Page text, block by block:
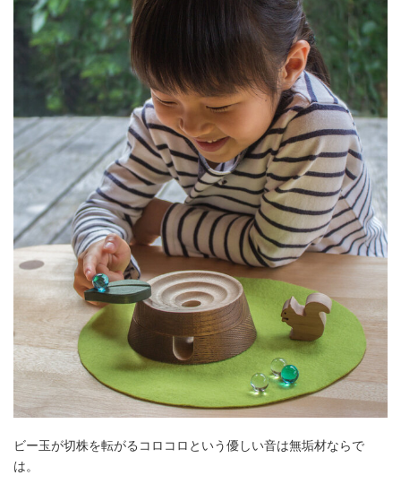
ビー玉が切株を転がるコロコロという優しい音は無垢材ならで
は。